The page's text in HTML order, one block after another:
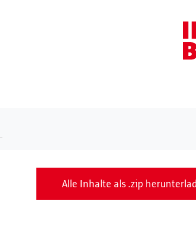
Alle Inhalte als .zip